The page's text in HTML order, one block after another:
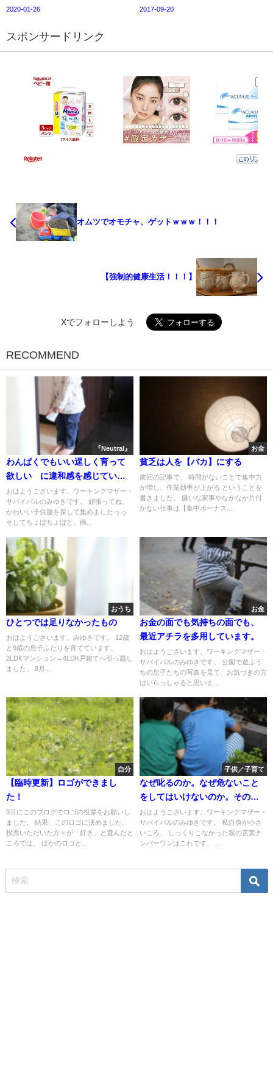
2020-01-26 2017-09-20
スポンサードリンク
オムツでオモチャ、ゲットｗｗｗ！！！
【強制的健康生活！！！】
Xでフォローしよう
RECOMMEND
『Neutral』
わんぱくでもいい逞しく育って
欲しい に違和感を感じていま
せんでしたｗｗｗ
おはようございます。ワーキングマザー・
サバイバルのみゆきです。 頑張ってね、
かわいい子供服を探して集めましたっっ
そしてちょぼちょぼと、商...
お金
貧乏は人を【バカ】にする
前回の記事で、 時間がないことで集中力
が増し、作業効率が上がる ということを
書きました。 嫌いな家事やなかなか片付
かない仕事は【集中ボーナス...
おうち
ひとつでは足りなかったもの
おはようございます。みゆきです。 12歳
と9歳の息子ふたりを育てています。
2LDKマンション→4LDK戸建てへ引っ越し
ました。 8月...
お金
お金の面でも気持ちの面でも、
最近アチラを多用しています。
おはようございます。ワーキングマザー・
サバイバルのみゆきです。 公園で遊ぶう
ちの息子たちの写真を見て、お気づきの方
はいらっしゃると思いま...
自分
【臨時更新】ロゴができまし
た！
3月にこのブログでロゴの投票をお願いし
ました。 結果、このロゴに決めました。
投票いただいた方々が「好き」と選んだと
ころでは、 ほかのロゴと...
子供／子育て
なぜ叱るのか。なぜ危ないこと
をしてはいけないのか。その理
由は・・・？
おはようございます。ワーキングマザー・
サバイバルのみゆきです。 私自身が小さ
いころ、 しっくりこなかった親の言葉ナ
ンバーワンはこれです。 ...